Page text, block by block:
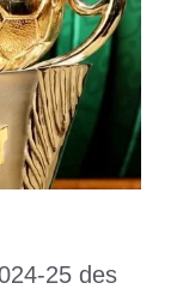
25 des